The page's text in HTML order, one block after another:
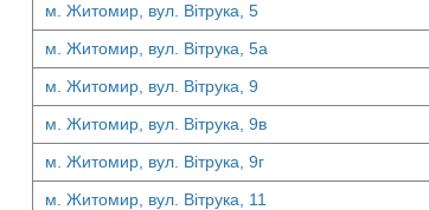
м. Житомир, вул. Вітрука, 5
м. Житомир, вул. Вітрука, 5а
м. Житомир, вул. Вітрука, 9
м. Житомир, вул. Вітрука, 9в
м. Житомир, вул. Вітрука, 9г
м. Житомир, вул. Вітрука, 11